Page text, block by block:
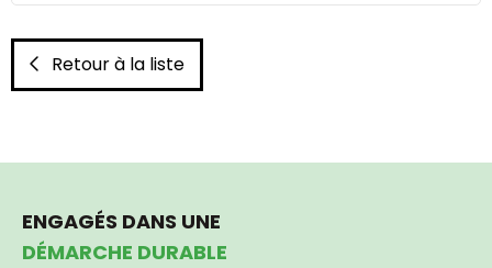
Retour à la liste
ENGAGÉS DANS UNE
DÉMARCHE DURABLE